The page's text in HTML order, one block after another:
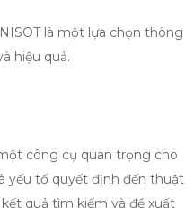
là một lựa chọn thông
hiệu quả.
công cụ quan trọng cho
yếu tố quyết định đến thuật
quả tìm kiếm và đề xuất